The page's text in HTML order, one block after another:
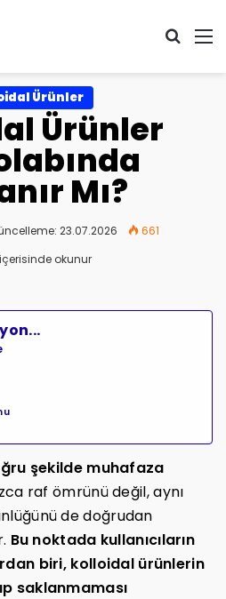
Ürünler
Ürünler
Mı?
23.07.2026
661
okunur
şekilde muhafaza
raf ömrünü değil, aynı
de doğrudan
Bu noktada kullanıcıların
biri, kolloidal ürünlerin
saklanmaması